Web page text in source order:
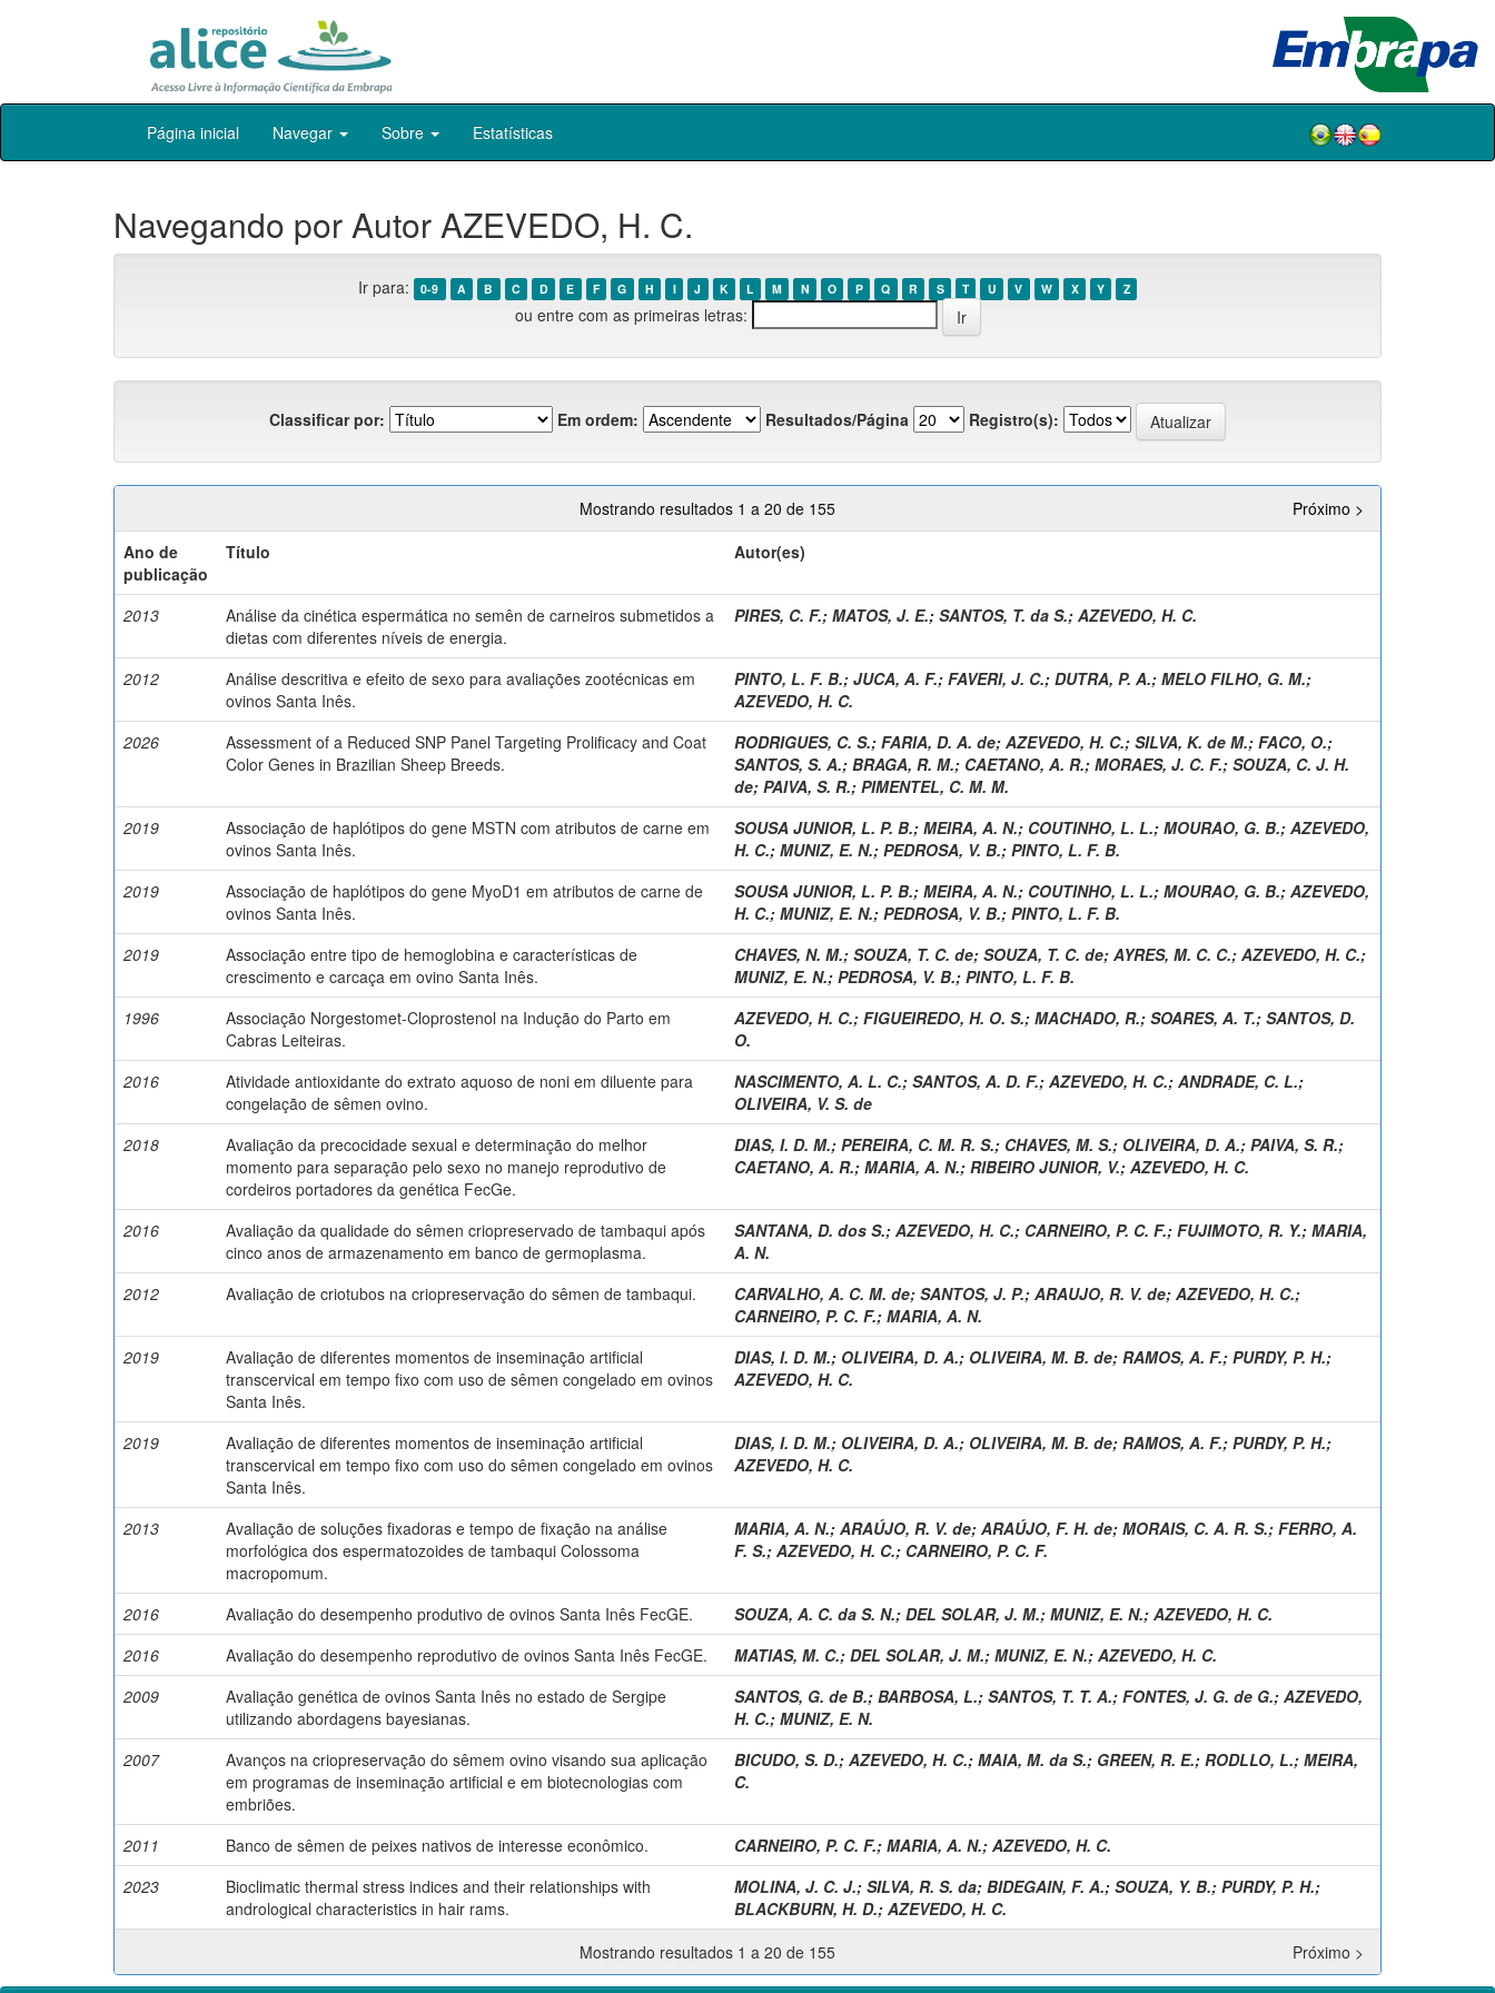
Skip
Página inicial Navegar Sobre Estatísticas
Navegando por Autor AZEVEDO, H. C.
Ir para: 0-9 A B C D E F G H I J K L M N O P Q R S T U V W X Y Z
ou entre com as primeiras letras:
Classificar por: Em ordem: Resultados/Página Registro(s):
Mostrando resultados 1 a 20 de 155
Próximo >
Ano de
publicação
Título Autor(es)
2013
Análise da cinética espermática no semên de carneiros submetidos a
dietas com diferentes níveis de energia.
PIRES, C. F.; MATOS, J. E.; SANTOS, T. da S.; AZEVEDO, H. C.
2012
Análise descritiva e efeito de sexo para avaliações zootécnicas em
ovinos Santa Inês.
PINTO, L. F. B.; JUCA, A. F.; FAVERI, J. C.; DUTRA, P. A.; MELO FILHO, G. M.;
AZEVEDO, H. C.
2026
Assessment of a Reduced SNP Panel Targeting Prolificacy and Coat
Color Genes in Brazilian Sheep Breeds.
RODRIGUES, C. S.; FARIA, D. A. de; AZEVEDO, H. C.; SILVA, K. de M.; FACO, O.;
SANTOS, S. A.; BRAGA, R. M.; CAETANO, A. R.; MORAES, J. C. F.; SOUZA, C. J. H.
de; PAIVA, S. R.; PIMENTEL, C. M. M.
2019
Associação de haplótipos do gene MSTN com atributos de carne em
ovinos Santa Inês.
SOUSA JUNIOR, L. P. B.; MEIRA, A. N.; COUTINHO, L. L.; MOURAO, G. B.; AZEVEDO,
H. C.; MUNIZ, E. N.; PEDROSA, V. B.; PINTO, L. F. B.
2019
Associação de haplótipos do gene MyoD1 em atributos de carne de
ovinos Santa Inês.
SOUSA JUNIOR, L. P. B.; MEIRA, A. N.; COUTINHO, L. L.; MOURAO, G. B.; AZEVEDO,
H. C.; MUNIZ, E. N.; PEDROSA, V. B.; PINTO, L. F. B.
2019
Associação entre tipo de hemoglobina e características de
crescimento e carcaça em ovino Santa Inês.
CHAVES, N. M.; SOUZA, T. C. de; SOUZA, T. C. de; AYRES, M. C. C.; AZEVEDO, H. C.;
MUNIZ, E. N.; PEDROSA, V. B.; PINTO, L. F. B.
1996
Associação Norgestomet-Cloprostenol na Indução do Parto em
Cabras Leiteiras.
AZEVEDO, H. C.; FIGUEIREDO, H. O. S.; MACHADO, R.; SOARES, A. T.; SANTOS, D.
O.
2016
Atividade antioxidante do extrato aquoso de noni em diluente para
congelação de sêmen ovino.
NASCIMENTO, A. L. C.; SANTOS, A. D. F.; AZEVEDO, H. C.; ANDRADE, C. L.;
OLIVEIRA, V. S. de
2018
Avaliação da precocidade sexual e determinação do melhor
momento para separação pelo sexo no manejo reprodutivo de
cordeiros portadores da genética FecGe.
DIAS, I. D. M.; PEREIRA, C. M. R. S.; CHAVES, M. S.; OLIVEIRA, D. A.; PAIVA, S. R.;
CAETANO, A. R.; MARIA, A. N.; RIBEIRO JUNIOR, V.; AZEVEDO, H. C.
2016
Avaliação da qualidade do sêmen criopreservado de tambaqui após
cinco anos de armazenamento em banco de germoplasma.
SANTANA, D. dos S.; AZEVEDO, H. C.; CARNEIRO, P. C. F.; FUJIMOTO, R. Y.; MARIA,
A. N.
2012
Avaliação de criotubos na criopreservação do sêmen de tambaqui. CARVALHO, A. C. M. de; SANTOS, J. P.; ARAUJO, R. V. de; AZEVEDO, H. C.;
CARNEIRO, P. C. F.; MARIA, A. N.
2019
Avaliação de diferentes momentos de inseminação artificial
transcervical em tempo fixo com uso de sêmen congelado em ovinos
Santa Inês.
DIAS, I. D. M.; OLIVEIRA, D. A.; OLIVEIRA, M. B. de; RAMOS, A. F.; PURDY, P. H.;
AZEVEDO, H. C.
2019
Avaliação de diferentes momentos de inseminação artificial
transcervical em tempo fixo com uso do sêmen congelado em ovinos
Santa Inês.
DIAS, I. D. M.; OLIVEIRA, D. A.; OLIVEIRA, M. B. de; RAMOS, A. F.; PURDY, P. H.;
AZEVEDO, H. C.
2013
Avaliação de soluções fixadoras e tempo de fixação na análise
morfológica dos espermatozoides de tambaqui Colossoma
macropomum.
MARIA, A. N.; ARAÚJO, R. V. de; ARAÚJO, F. H. de; MORAIS, C. A. R. S.; FERRO, A.
F. S.; AZEVEDO, H. C.; CARNEIRO, P. C. F.
2016 Avaliação do desempenho produtivo de ovinos Santa Inês FecGE. SOUZA, A. C. da S. N.; DEL SOLAR, J. M.; MUNIZ, E. N.; AZEVEDO, H. C.
2016
Avaliação do desempenho reprodutivo de ovinos Santa Inês FecGE. MATIAS, M. C.; DEL SOLAR, J. M.; MUNIZ, E. N.; AZEVEDO, H. C.
2009
Avaliação genética de ovinos Santa Inês no estado de Sergipe
utilizando abordagens bayesianas.
SANTOS, G. de B.; BARBOSA, L.; SANTOS, T. T. A.; FONTES, J. G. de G.; AZEVEDO,
H. C.; MUNIZ, E. N.
2007
Avanços na criopreservação do sêmem ovino visando sua aplicação
em programas de inseminação artificial e em biotecnologias com
embriões.
BICUDO, S. D.; AZEVEDO, H. C.; MAIA, M. da S.; GREEN, R. E.; RODLLO, L.; MEIRA,
C.
2011 Banco de sêmen de peixes nativos de interesse econômico. CARNEIRO, P. C. F.; MARIA, A. N.; AZEVEDO, H. C.
2023
Bioclimatic thermal stress indices and their relationships with
andrological characteristics in hair rams.
MOLINA, J. C. J.; SILVA, R. S. da; BIDEGAIN, F. A.; SOUZA, Y. B.; PURDY, P. H.;
BLACKBURN, H. D.; AZEVEDO, H. C.
Mostrando resultados 1 a 20 de 155
Próximo >